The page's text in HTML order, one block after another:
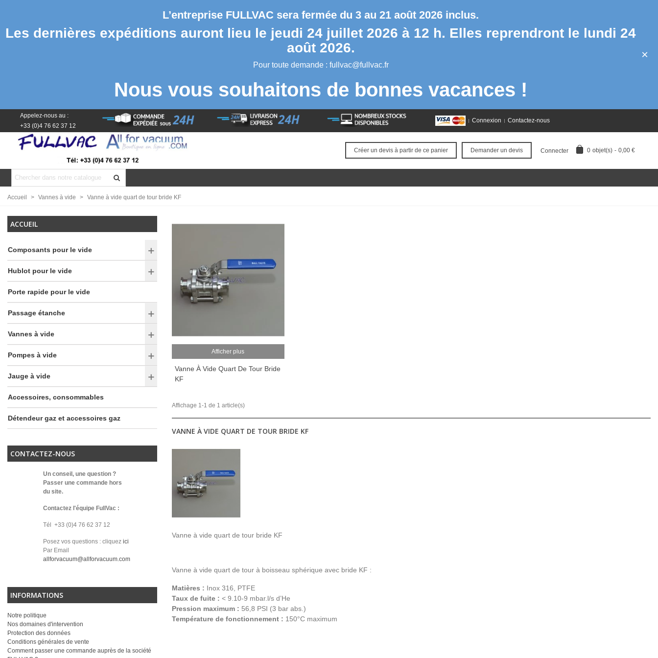
L’entreprise FULLVAC sera fermée du 3 au 21 août 2026 inclus.
Les dernières expéditions auront lieu le jeudi 24 juillet 2026 à 12 h. Elles reprendront le lundi 24
août 2026.
Pour toute demande : fullvac@fullvac.fr
Nous vous souhaitons de bonnes vacances !
×
Appelez-nous au :
+33 (0)4 76 62 37 12
Connexion Contactez-nous
Créer un devis à partir de ce panier Demander un devis Connecter 0 objet(s) - 0,00 €
Accueil > Vannes à vide > Vanne à vide quart de tour bride KF
ACCUEIL
Composants pour le vide
Hublot pour le vide
Porte rapide pour le vide
Passage étanche
Vannes à vide
Pompes à vide
Jauge à vide
Accessoires, consommables
Détendeur gaz et accessoires gaz
CONTACTEZ-NOUS
Un conseil, une question ?
Passer une commande hors
du site.
Contactez l'équipe FullVac :
Tél +33 (0)4 76 62 37 12
Posez vos questions : cliquez ici
Par Email
allforvacuum@allforvacuum.com
INFORMATIONS
Notre politique
Nos domaines d'intervention
Protection des données
Conditions générales de vente
Comment passer une commande auprès de la société
Afficher plus
Vanne À Vide Quart De Tour Bride
KF
Affichage 1-1 de 1 article(s)
VANNE À VIDE QUART DE TOUR BRIDE KF
Vanne à vide quart de tour bride KF
Vanne à vide quart de tour à boisseau sphérique avec bride KF :
Matières : Inox 316, PTFE
Taux de fuite : < 9.10-9 mbar.l/s d’He
Pression maximum : 56,8 PSI (3 bar abs.)
Température de fonctionnement : 150°C maximum